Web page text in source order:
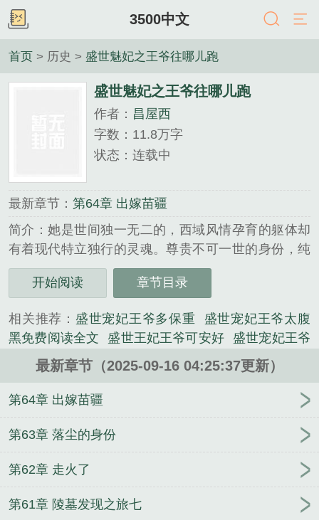
3500中文
首页 > 历史 > 盛世魅妃之王爷往哪儿跑
盛世魅妃之王爷往哪儿跑
作者： 昌屋西
字数：11.8万字
状态：连载中
最新章节： 第64章 出嫁苗疆
简介：她是世间独一无二的，西域风情孕育的躯体却
有着现代特立独行的灵魂。尊贵不可一世的身份，纯
净姣好的面容，婀娜拂柳的身姿......却因为万千宠爱
招来嫉妒而惨遭杀害。一朝穿越重生就让曾经身为检
家又如何？既然狠绝扔下休书一封，那就肆意江湖岂
不快哉？凭借千年后的所学所感，轻而易举便可创建
一个全新的商业帝国！就在以为可以收获幸福时，竟
《盛世魅妃之王爷往哪儿跑》是昌屋西精心创作的历
开始阅读 章节目录
相关推荐： 盛世宠妃王爷多保重
盛世宠妃王爷太腹
黑免费阅读全文
盛世王妃王爷可安好
盛世宠妃王爷
可安好全文免费阅读 盛世宠妃王爷可安好免费阅读
盛世魅妃之王爷往哪儿跑了
盛世绝宠之王
妃倾城全文免费阅读
盛世宠妃
倒了 盛世毒妃王爷
盛世宠妃
城妃 盛世宠妃王爷劫个色
王妃
城
盛世王妃 在线阅读
盛世王爷狂拽妃
最新章节（2025-09-16 04:25:37更新）
第64章 出嫁苗疆
第63章 落尘的身份
第62章 走火了
第61章 陵墓发现之旅七